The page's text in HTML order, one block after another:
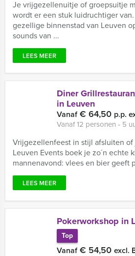
Je vrijgezellenuitje of groepsuitje
wordt er een stuk luidruchtiger
gezellige binnenstad van Leuven
sounds van ...
LEES MEER
Diner
in Leuven
Vanaf€ 64,50 p.p.
Vanaf 12 personen ‐ 5
Vrijgezellenfeest in stijl afsluiten of
Leuven Events boek je zo´n echte
mannenavond: vlees en bier geeft
LEES MEER
Pokerworkshop in
Top
Vanaf€ 54,50 excl.